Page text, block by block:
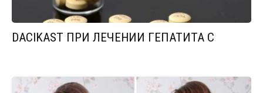
DACIKAST ПРИ ЛЕЧЕНИИ ГЕПАТИТА С